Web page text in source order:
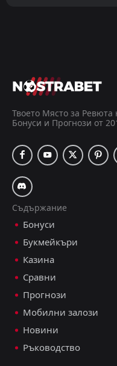
Твоето Място за
Бонуси и Прогнози от
Съдържание
Бонуси
Букмейкъри
Казина
Сравни
Прогнози
Мобилни залози
Новини
Ръководство